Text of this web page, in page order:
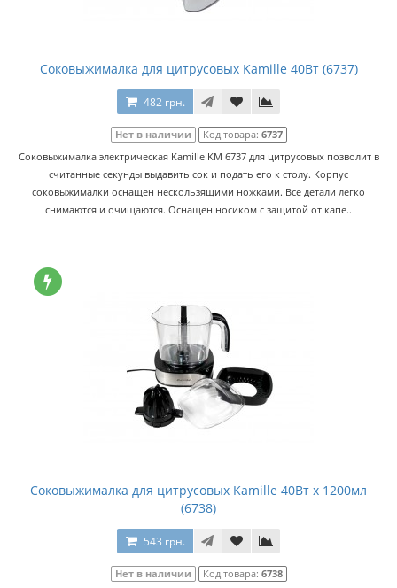
Соковыжималка для цитрусовых Kamille 40Вт (6737)
482 грн.
Нет в наличии Код товара: 6737
Соковыжималка электрическая Kamille KM 6737 для цитрусовых позволит в
считанные секунды выдавить сок и подать его к столу. Корпус
соковыжималки оснащен нескользящими ножками. Все детали легко
снимаются и очищаются. Оснащен носиком с защитой от капе..
Соковыжималка для цитрусовых Kamille 40Вт x 1200мл
(6738)
543 грн.
Нет в наличии Код товара: 6738